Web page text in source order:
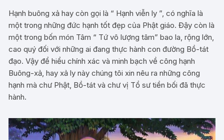
Hạnh buông xả hay còn gọi là “ Hạnh viễn ly ”, có nghĩa là
một trong những đức hạnh tốt đẹp của Phật giáo. Đậy còn là
một trong bốn món Tâm “ Tứ vô lượng tâm” bao la, rộng lớn,
cao quý đối với những ai đang thực hành con đường Bồ-tát
đạo. Vậy để hiểu chính xác và minh bạch về công hạnh
Buông-xả, hay xả ly này chúng tôi xin nêu ra những công
hạnh mà chư Phật, Bồ-tát và chư vị Tổ sư tiền bối đã thực
hành.